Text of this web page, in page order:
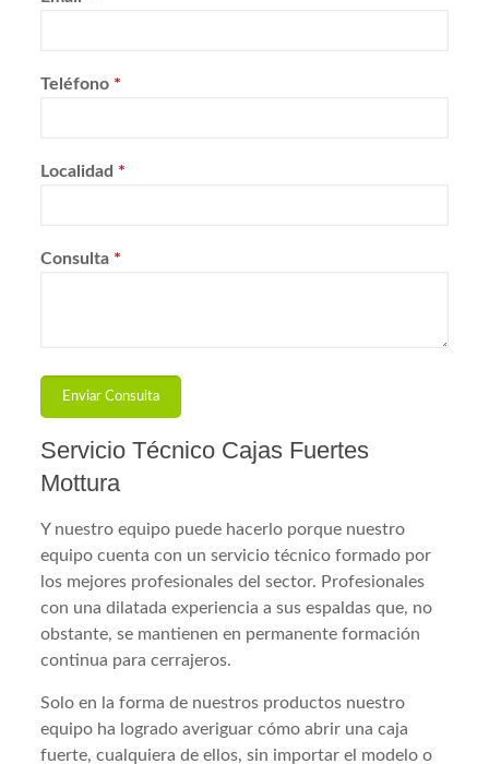
Teléfono *
Localidad *
Consulta *
Servicio Técnico Cajas Fuertes
Mottura
Y nuestro equipo puede hacerlo porque nuestro
equipo cuenta con un servicio técnico formado por
los mejores profesionales del sector. Profesionales
con una dilatada experiencia a sus espaldas que, no
obstante, se mantienen en permanente formación
continua para cerrajeros.
Solo en la forma de nuestros productos nuestro
equipo ha logrado averiguar cómo abrir una caja
fuerte, cualquiera de ellos, sin importar el modelo o